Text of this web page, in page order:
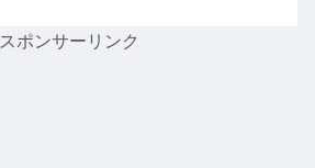
スポンサーリンク